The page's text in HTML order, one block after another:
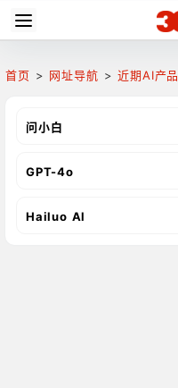
首页 > 网址导航 > 近期AI产品
问小白
GPT-4o
Hailuo Al